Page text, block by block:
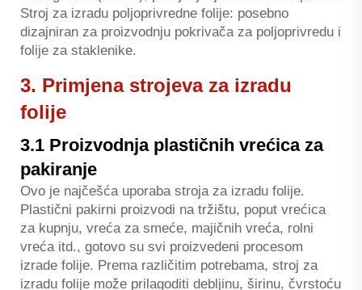
Stroj za izradu poljoprivredne folije: posebno
dizajniran za proizvodnju pokrivača za poljoprivredu i
folije za staklenike.
3. Primjena strojeva za izradu
folije
3.1 Proizvodnja plastičnih vrećica za
pakiranje
Ovo je najčešća uporaba stroja za izradu folije.
Plastični pakirni proizvodi na tržištu, poput vrećica
za kupnju, vreća za smeće, majičnih vreća, rolni
vreća itd., gotovo su svi proizvedeni procesom
izrade folije. Prema različitim potrebama, stroj za
izradu folije može prilagoditi debljinu, širinu, čvrstoću